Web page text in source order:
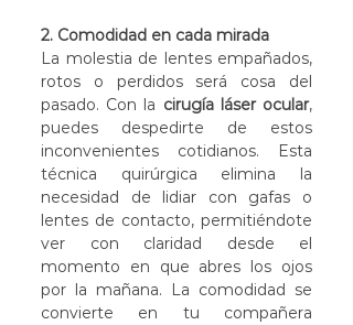
2. Comodidad en cada mirada
La molestia de lentes empañados,
rotos o perdidos será cosa del
pasado. Con la cirugía láser ocular,
puedes despedirte de estos
inconvenientes cotidianos. Esta
técnica quirúrgica elimina la
necesidad de lidiar con gafas o
lentes de contacto, permitiéndote
ver con claridad desde el
momento en que abres los ojos
por la mañana. La comodidad se
convierte en tu compañera